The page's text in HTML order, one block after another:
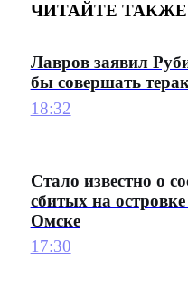
ЧИТАЙТЕ ТАКЖЕ
Лавров заявил
бы совершать
18:32
Стало известно о
сбитых на островке
Омске
17:30